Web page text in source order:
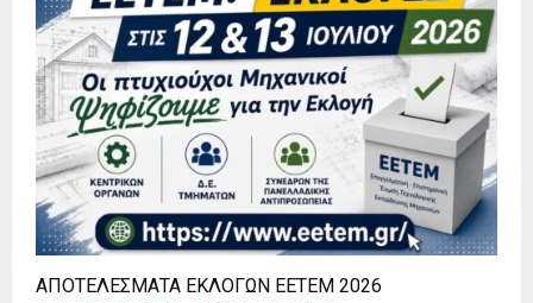
ΑΠΟΤΕΛΕΣΜΑΤΑ ΕΚΛΟΓΩΝ ΕΕΤΕΜ 2026